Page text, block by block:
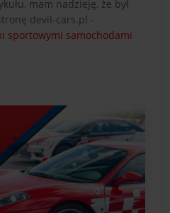
mam nadzieję, że był
devil-cars.pl -
sportowymi samochodami